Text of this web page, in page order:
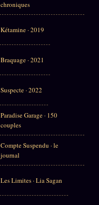
chroniques
Kétamine · 2019
Braquage · 2021
Suspecte · 2022
Paradise Garage · 150
couples
Compte Suspendu · le
journal
Les Limites · Lia Sagan